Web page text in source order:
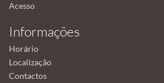
Acesso
Informações
Horário
Localização
Contactos